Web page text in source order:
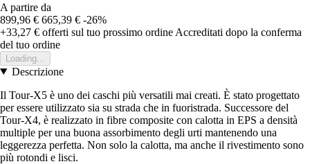
A partire da
899,96 € 665,39 € -26%
+33,27 € offerti sul tuo prossimo ordine Accreditati dopo la conferma
del tuo ordine
Loading...
Descrizione
Il Tour-X5 è uno dei caschi più versatili mai creati. È stato progettato
per essere utilizzato sia su strada che in fuoristrada. Successore del
Tour-X4, è realizzato in fibre composite con calotta in EPS a densità
multiple per una buona assorbimento degli urti mantenendo una
leggerezza perfetta. Non solo la calotta, ma anche il rivestimento sono
più rotondi e lisci.